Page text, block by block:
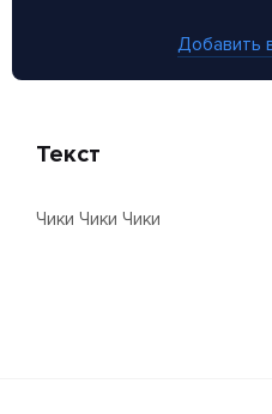
Добавить
Текст
Чики Чики Чики